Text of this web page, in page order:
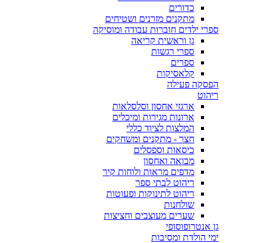
כדורים
מתקנים מזרנים ושטיחים
ספרי ילדים חוברות עבודה ומוסיקה
גן וראשית קריאה
ספרי רגשות
ספרים
קלאסיקות
הפסקה פעילה
ריהוט
ארגזי אחסון וסלסלאות
ארונות מגירות ומיכלים
המלצות לציוד כללי
חצר - מתקנים ומשחקים
כיסאות וספסלים
מבואה ואחסון
מדפים מראות ולוחות קיר
ריהוט לבתי ספר
ריהוט לתינוקות ופעוטות
שולחנות
שערים מעוצבים וחציצות
גן אנטרופוסופי
ימי הולדת ומסיבות